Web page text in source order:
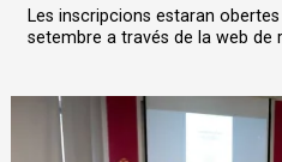
Les inscripcions estaran
setembre a través de la web de